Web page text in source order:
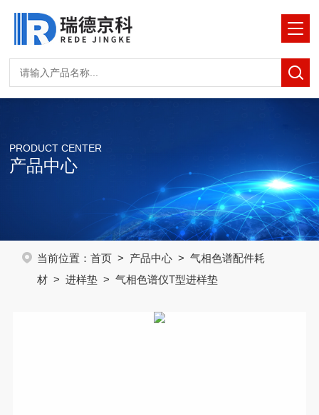
PRODUCT CENTER
产品中心
当前位置： 首页> 产品中心> 气相色谱配件耗
材> 进样垫> 气相色谱仪T型进样垫